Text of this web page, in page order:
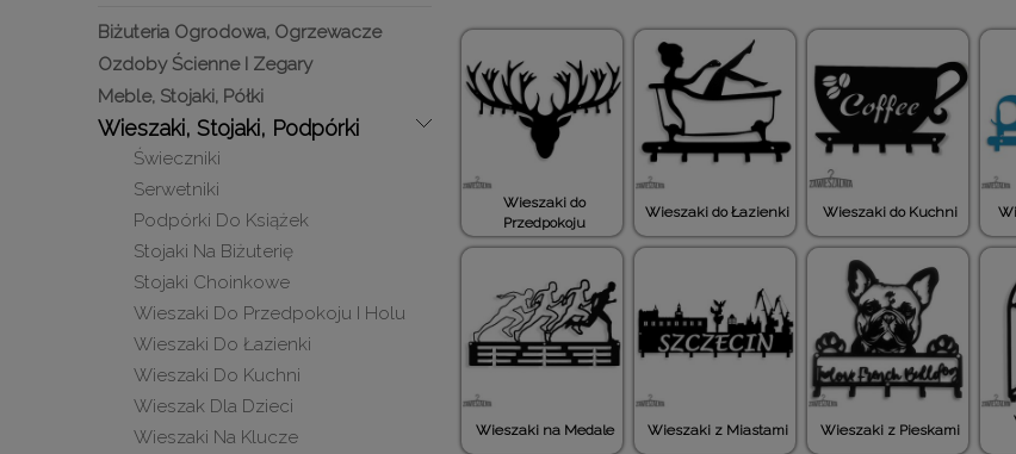
Biżuteria Ogrodowa, Ogrzewacze
Ozdoby Ścienne I Zegary
Meble, Stojaki, Półki
Wieszaki, Stojaki, Podpórki
Świeczniki
Serwetniki
Podpórki Do Książek
Stojaki Na Biżuterię
Stojaki Choinkowe
Wieszaki Do Przedpokoju I Holu
Wieszaki Do Łazienki
Wieszaki Do Kuchni
Wieszak Dla Dzieci
Wieszaki Na Klucze
Wieszaki do
Przedpokoju
Wieszaki do Łazienki Wieszaki do Kuchni
Wieszaki na Medale Wieszaki z Miastami Wieszaki z Pieskami